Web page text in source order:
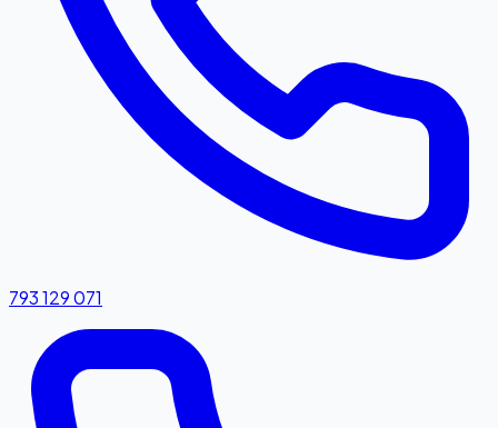
793 129 071